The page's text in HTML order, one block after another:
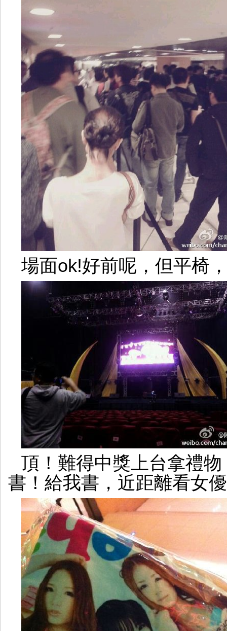
場面ok!好前呢，但平椅
頂！難得中獎上台拿禮
書！給我書，近距離看女